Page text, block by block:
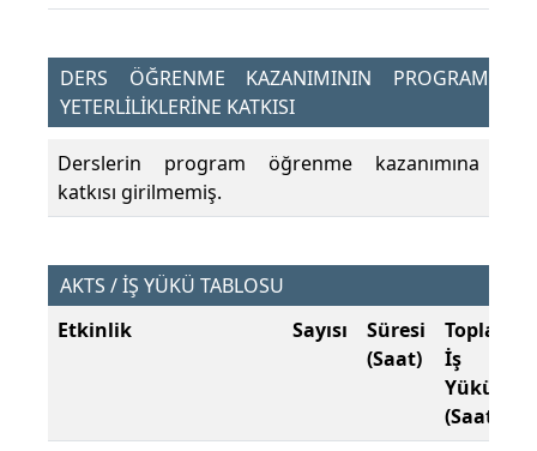
DERS ÖĞRENME KAZANIMININ PROGRAM
YETERLİLİKLERİNE KATKISI
Derslerin program öğrenme kazanımına
katkısı girilmemiş.
AKTS / İŞ YÜKÜ TABLOSU
Etkinlik
Sayısı
Süresi
(Saat)
Toplam
İş
Yükü
(Saat)